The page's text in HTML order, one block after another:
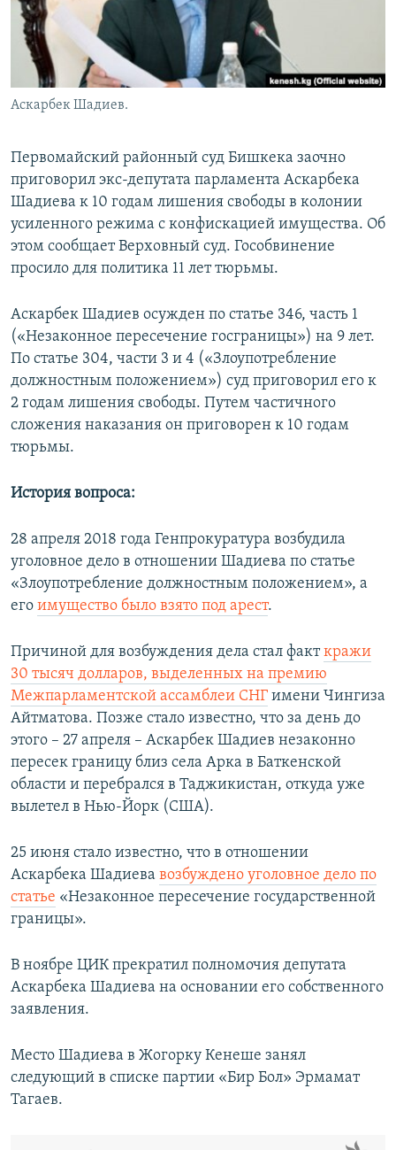
Аскарбек Шадиев.
Первомайский районный суд Бишкека заочно
приговорил экс-депутата парламента Аскарбека
Шадиева к 10 годам лишения свободы в колонии
усиленного режима с конфискацией имущества. Об
этом сообщает Верховный суд. Гособвинение
просило для политика 11 лет тюрьмы.
Аскарбек Шадиев осужден по статье 346, часть 1
(«Незаконное пересечение госграницы») на 9 лет.
По статье 304, части 3 и 4 («Злоупотребление
должностным положением») суд приговорил его к
2 годам лишения свободы. Путем частичного
сложения наказания он приговорен к 10 годам
тюрьмы.
История вопроса:
28 апреля 2018 года Генпрокуратура возбудила
уголовное дело в отношении Шадиева по статье
«Злоупотребление должностным положением», а
его имущество было взято под арест.
Причиной для возбуждения дела стал факткражи
30 тысяч долларов, выделенных на премию
Межпарламентской ассамблеи СНГ имени Чингиза
Айтматова. Позже стало известно, что за день до
этого – 27 апреля – Аскарбек Шадиев незаконно
пересек границу близ села Арка в Баткенской
области и перебрался в Таджикистан, откуда уже
вылетел в Нью-Йорк (США).
25 июня стало известно, что в отношении
Аскарбека Шадиева возбуждено уголовное дело по
статье «Незаконное пересечение государственной
границы».
В ноябре ЦИК прекратил полномочия депутата
Аскарбека Шадиева на основании его собственного
заявления.
Место Шадиева в Жогорку Кенеше занял
следующий в списке партии «Бир Бол» Эрмамат
Тагаев.